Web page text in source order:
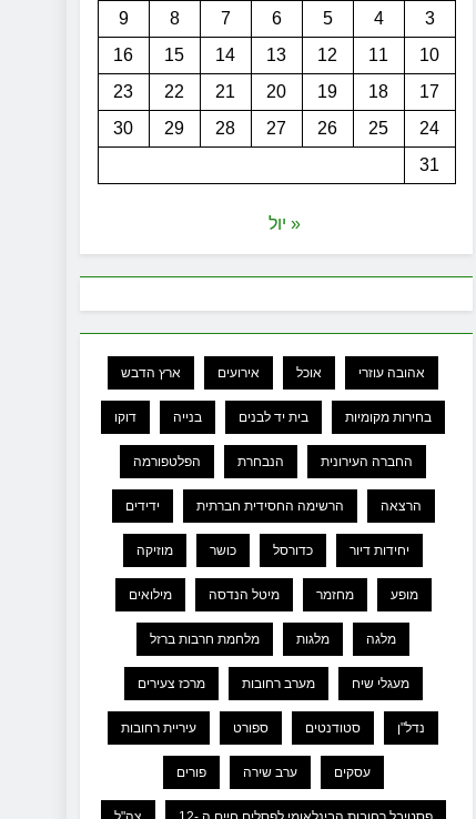
3
4
5
6
7
8
9
10
11
12
13
14
15
16
17
18
19
20
21
22
23
24
25
26
27
28
29
30
31
« יול
אהובה עוזרי אוכל אירועים ארץ הדבש
בחירות מקומיות בית יד לבנים בנייה דוקו
החברה העירונית הנבחרת הפלטפורמה
הרצאה הרשימה החסידית חברתית ידידים
יחידות דיור כדורסל כושר מוזיקה
מופע מחזמר מיטל הנדסה מילואים
מלגה מלגות מלחמת חרבות ברזל
מעגלי שיח מערב רחובות מרכז צעירים
נדל"ן סטודנטים ספורט עיריית רחובות
עסקים ערב שירה פורים